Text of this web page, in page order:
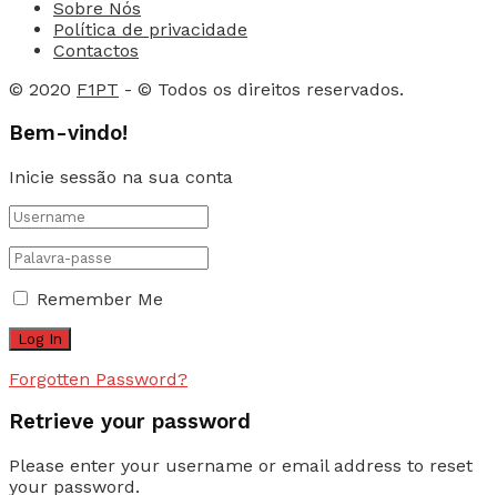
Sobre Nós
Política de privacidade
Contactos
© 2020 F1PT - © Todos os direitos reservados.
Bem-vindo!
Inicie sessão na sua conta
Remember Me
Forgotten Password?
Retrieve your password
Please enter your username or email address to reset
your password.